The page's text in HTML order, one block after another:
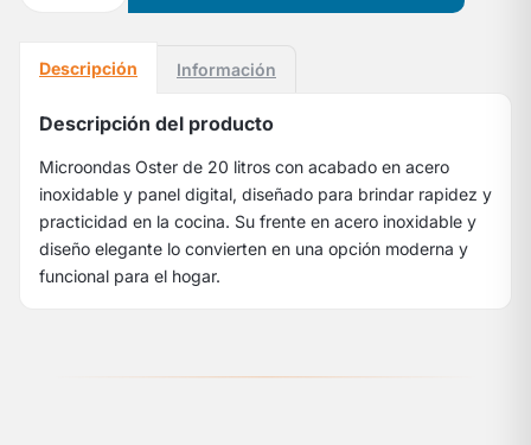
Descripción Información
Descripción del producto
Microondas Oster de 20 litros con acabado en acero
inoxidable y panel digital, diseñado para brindar rapidez y
practicidad en la cocina. Su frente en acero inoxidable y
diseño elegante lo convierten en una opción moderna y
funcional para el hogar.